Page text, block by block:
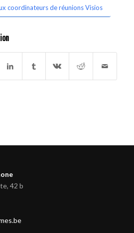
coordinateurs de réunions Visios
42 b